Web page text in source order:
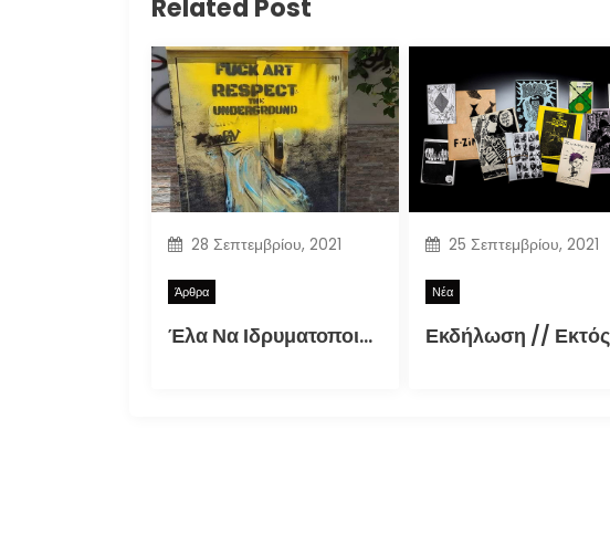
Related Post
28 Σεπτεμβρίου, 2021
Άρθρα
Έλα Να Ιδρυματοποιηθούμε Ντάρλινγκ
25 Σεπτεμβρίου, 2021
Νέα